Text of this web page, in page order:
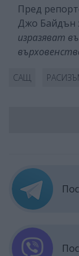
Пред
Джо Байдън
изразяват
САЩ